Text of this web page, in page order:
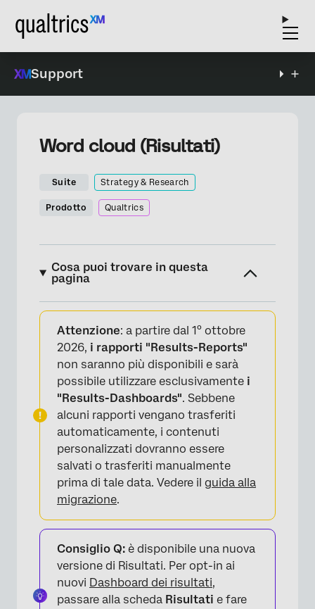
Support
Word cloud (Risultati)
Suite Strategy & Research
Prodotto Qualtrics
Cosa puoi trovare in questa
pagina
Informazioni su Word CLOUD
Opzioni di personalizzazione
Compatibilità
FAQs
Attenzione: a partire dal 1° ottobre
2026, i rapporti "Results-Reports"
non saranno più disponibili e sarà
possibile utilizzare esclusivamente i
"Results-Dashboards". Sebbene
alcuni rapporti vengano trasferiti
automaticamente, i contenuti
personalizzati dovranno essere
salvati o trasferiti manualmente
prima di tale data. Vedere il guida alla
migrazione.
Consiglio Q: è disponibile una nuova
versione di Risultati. Per opt-in ai
nuovi Dashboard dei risultati,
passare alla scheda Risultati e fare